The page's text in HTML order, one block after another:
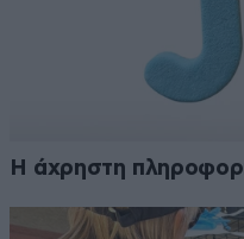
Η άχρηστη